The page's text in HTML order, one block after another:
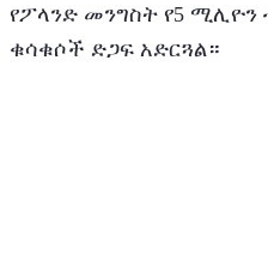
የፖላንድ መንግስት የ5 ሚሊዮን
ቁሳቁሶች ድጋፍ አድርጓል።